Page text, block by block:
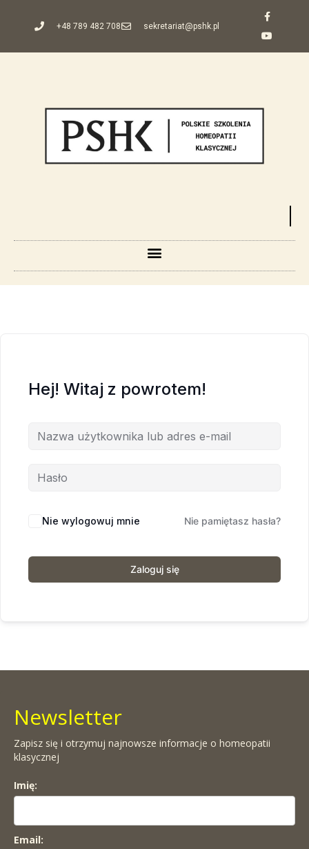
+48 789 482 708 sekretariat@pshk.pl
Hej! Witaj z powrotem!
Nie wylogowuj mnie Nie pamiętasz hasła?
Zaloguj się
Newsletter
Zapisz się i otrzymuj najnowsze informacje o homeopatii
klasycznej
Imię:
Email: